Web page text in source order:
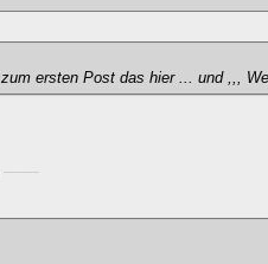
ersten Post das hier ... und ,,,